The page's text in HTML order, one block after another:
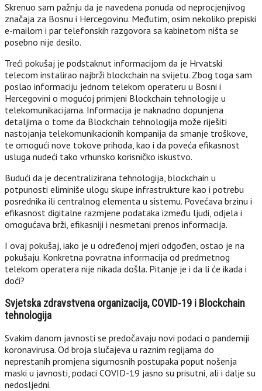
Skrenuo sam pažnju da je navedena ponuda od neprocjenjivog
značaja za Bosnu i Hercegovinu. Međutim, osim nekoliko prepiski
e-mailom i par telefonskih razgovora sa kabinetom ništa se
posebno nije desilo.
Treći pokušaj je podstaknut informacijom da je Hrvatski
telecom instalirao najbrži blockchain na svijetu. Zbog toga sam
poslao informaciju jednom telekom operateru u Bosni i
Hercegovini o mogućoj primjeni Blockchain tehnologije u
telekomunikacijama. Informacija je naknadno dopunjena
detaljima o tome da Blockchain tehnologija može riješiti
nastojanja telekomunikacionih kompanija da smanje troškove,
te omogući nove tokove prihoda, kao i da poveća efikasnost
usluga nudeći tako vrhunsko korisničko iskustvo.
Budući da je decentralizirana tehnologija, blockchain u
potpunosti eliminiše ulogu skupe infrastrukture kao i potrebu
posrednika ili centralnog elementa u sistemu. Povećava brzinu i
efikasnost digitalne razmjene podataka između ljudi, odjela i
omogućava brži, efikasniji i nesmetani prenos informacija.
I ovaj pokušaj, iako je u određenoj mjeri odgođen, ostao je na
pokušaju. Konkretna povratna informacija od predmetnog
telekom operatera nije nikada došla. Pitanje je i da li će ikada i
doći?
Svjetska zdravstvena organizacija, COVID-19 i Blockchain
tehnologija
Svakim danom javnosti se predočavaju novi podaci o pandemiji
koronavirusa. Od broja slučajeva u raznim regijama do
neprestanih promjena sigurnosnih postupaka poput nošenja
maski u javnosti, podaci COVID-19 jasno su prisutni, ali i dalje su
nedosljedni.